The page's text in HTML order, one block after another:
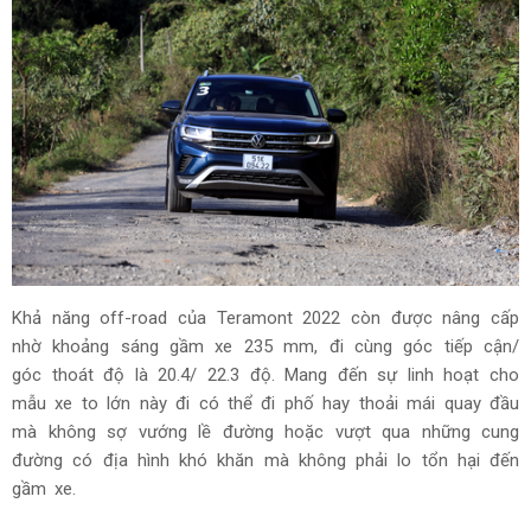
Khả năng off-road của Teramont 2022 còn được nâng cấp
nhờ khoảng sáng gầm xe 235 mm, đi cùng góc tiếp cận/
góc thoát độ là 20.4/ 22.3 độ. Mang đến sự linh hoạt cho
mẫu xe to lớn này đi có thể đi phố hay thoải mái quay đầu
mà không sợ vướng lề đường hoặc vượt qua những cung
đường có địa hình khó khăn mà không phải lo tổn hại đến
gầm xe.